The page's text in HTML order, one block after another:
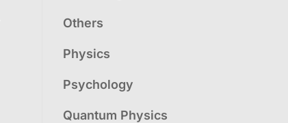
Others
Physics
Psychology
Quantum Physics